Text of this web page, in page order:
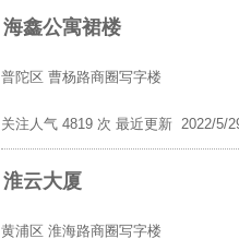
海鑫公寓裙楼
普陀区 曹杨路商圈写字楼
关注人气 4819 次 最近更新 2022/5/
淮云大厦
黄浦区 淮海路商圈写字楼